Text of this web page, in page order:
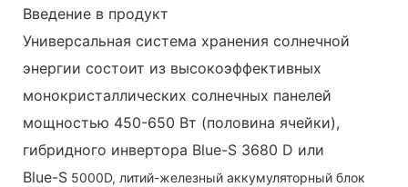
Введение в продукт
Универсальная система хранения солнечной
энергии состоит из высокоэффективных
монокристаллических солнечных панелей
мощностью 450-650 Вт (половина ячейки),
гибридного инвертора Blue-S 3680 D или
Blue-S 5000D, литий-железный аккумуляторный блок